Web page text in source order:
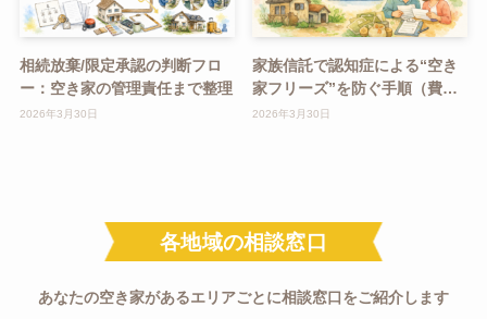
相続放棄/限定承認の判断フロ
ー：空き家の管理責任まで整理
2026年3月30日
家族信託で認知症による“空き
家フリーズ”を防ぐ手順（費用
感つき）
2026年3月30日
各地域の相談窓口
あなたの空き家があるエリアごとに相談窓口をご紹介します